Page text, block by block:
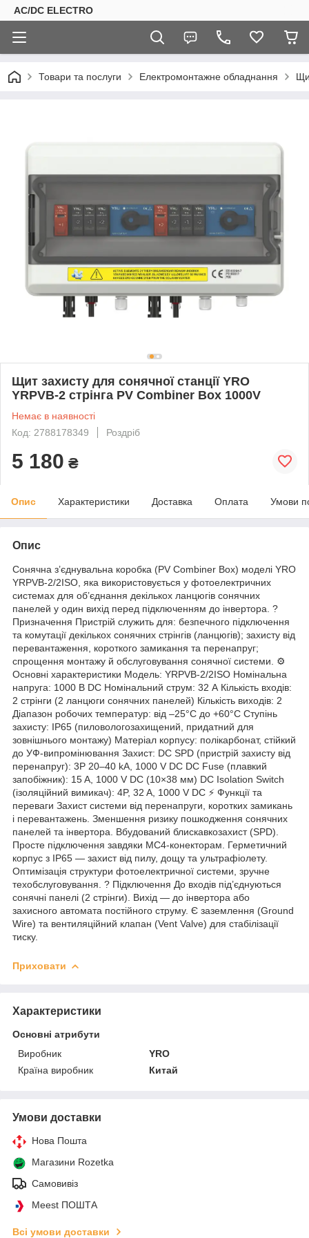
AC/DC ELECTRO
Товари та послуги Електромонтажне обладнання
Щит захисту для сонячної станції YRO
YRPVB-2 стрінга PV Combiner Box 1000V
Немає в наявності
Код: 2788178349
Роздріб
5 180 ₴
Опис Характеристики Доставка Оплата Умови
Опис
Cонячна з’єднувальна коробка (PV Combiner Box) моделі YRO
YRPVB-2/2ISO, яка використовується у фотоелектричних
системах для об’єднання декількох ланцюгів сонячних
панелей у один вихід перед підключенням до інвертора. ?
Призначення Пристрій служить для: безпечного підключення
та комутації декількох сонячних стрінгів (ланцюгів); захисту від
перевантаження, короткого замикання та перенапруг;
спрощення монтажу й обслуговування сонячної системи. ⚙️
Основні характеристики Модель: YRPVB-2/2ISO Номінальна
напруга: 1000 В DC Номінальний струм: 32 А Кількість входів:
2 стрінги (2 ланцюги сонячних панелей) Кількість виходів: 2
Діапазон робочих температур: від –25°C до +60°C Ступінь
захисту: IP65 (пиловологозахищений, придатний для
зовнішнього монтажу) Матеріал корпусу: полікарбонат, стійкий
до УФ-випромінювання Захист: DC SPD (пристрій захисту від
перенапруг): 3P 20–40 kA, 1000 V DC DC Fuse (плавкий
запобіжник): 15 A, 1000 V DC (10×38 мм) DC Isolation Switch
(ізоляційний вимикач): 4P, 32 A, 1000 V DC ⚡ Функції та
переваги Захист системи від перенапруги, коротких замикань
і перевантажень. Зменшення ризику пошкодження сонячних
панелей та інвертора. Вбудований блискавкозахист (SPD).
Просте підключення завдяки MC4-конекторам. Герметичний
корпус з IP65 — захист від пилу, дощу та ультрафіолету.
Оптимізація структури фотоелектричної системи, зручне
техобслуговування. ? Підключення До входів під’єднуються
сонячні панелі (2 стрінги). Вихід — до інвертора або
захисного автомата постійного струму. Є заземлення (Ground
Wire) та вентиляційний клапан (Vent Valve) для стабілізації
тиску.
Приховати
Характеристики
Основні атрибути
Виробник
YRO
Країна виробник
Китай
Умови доставки
Нова Пошта
Магазини Rozetka
Самовивіз
Meest ПОШТА
Всі умови доставки